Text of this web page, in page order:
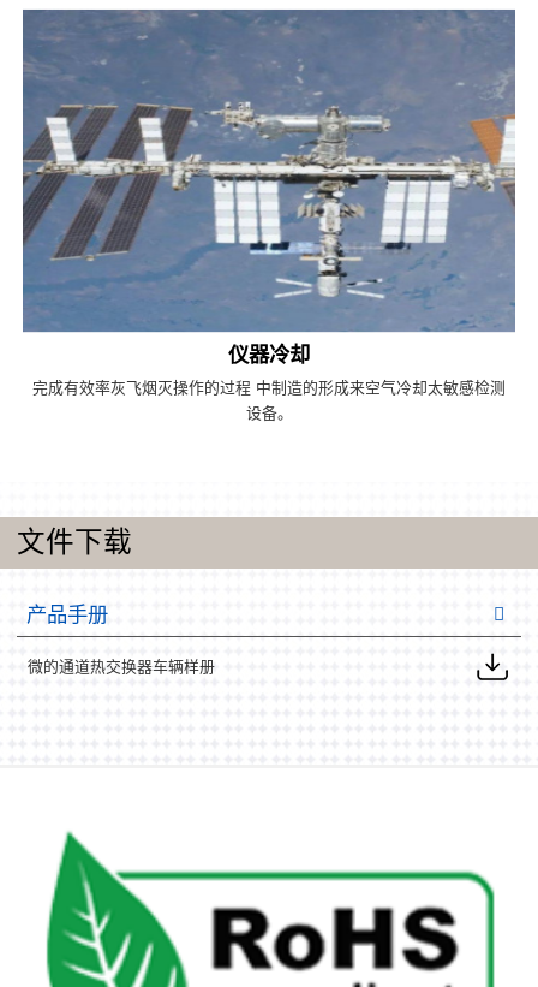
仪器冷却
完成有效率灰飞烟灭操作的过程 中制造的形成来空气冷却太敏感检测
设备。
文件下载
产品手册
微的通道热交换器车辆样册